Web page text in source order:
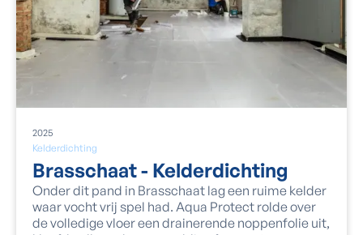
Kelderdichting
2025
Brasschaat - Kelderdichting
Onder dit pand in Brasschaat lag een ruime kelder
waar vocht vrij spel had. Aqua Protect rolde over
de volledige vloer een drainerende noppenfolie uit,